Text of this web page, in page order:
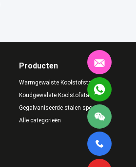
Producten
Warmgewalste Koolstofstaalrol
Koudgewalste Koolstofstaalrol
Gegalvaniseerde stalen spoel
Alle categorieën